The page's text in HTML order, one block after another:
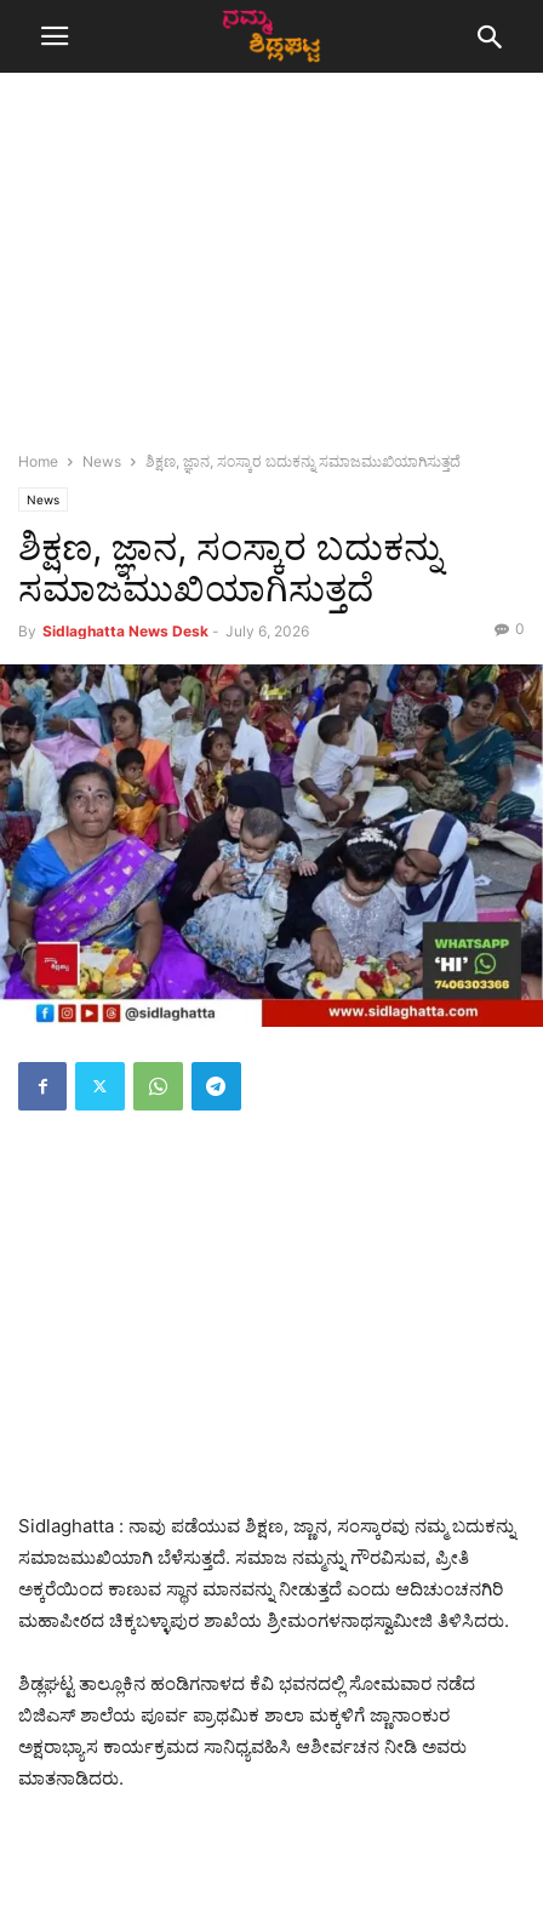
Home News ಶಿಕ್ಷಣ, ಜ್ಞಾನ, ಸಂಸ್ಕಾರ ಬದುಕನ್ನು ಸಮಾಜಮುಖಿಯಾಗಿಸುತ್ತದೆ
News
ಶಿಕ್ಷಣ, ಜ್ಞಾನ, ಸಂಸ್ಕಾರ ಬದುಕನ್ನು
ಸಮಾಜಮುಖಿಯಾಗಿಸುತ್ತದೆ
By Sidlaghatta News Desk - July 6, 2026 0
Sidlaghatta : ನಾವು ಪಡೆಯುವ ಶಿಕ್ಷಣ, ಜ್ಣಾನ, ಸಂಸ್ಕಾರವು ನಮ್ಮ ಬದುಕನ್ನು
ಸಮಾಜಮುಖಿಯಾಗಿ ಬೆಳೆಸುತ್ತದೆ. ಸಮಾಜ ನಮ್ಮನ್ನು ಗೌರವಿಸುವ, ಪ್ರೀತಿ
ಅಕ್ಕರೆಯಿಂದ ಕಾಣುವ ಸ್ಥಾನ ಮಾನವನ್ನು ನೀಡುತ್ತದೆ ಎಂದು ಆದಿಚುಂಚನಗಿರಿ
ಮಹಾಪೀఠದ ಚಿಕ್ಕಬಳ್ಳಾಪುರ ಶಾಖೆಯ ಶ್ರೀಮಂಗಳನಾಥಸ್ವಾಮೀಜಿ ತಿಳಿಸಿದರು.
ಶಿಡ್ಲಘಟ್ಟ ತಾಲ್ಲೂಕಿನ ಹಂಡಿಗನಾಳದ ಕೆವಿ ಭವನದಲ್ಲಿ ಸೋಮವಾರ ನಡೆದ
ಬಿಜಿಎಸ್ ಶಾಲೆಯ ಪೂರ್ವ ಪ್ರಾಥಮಿಕ ಶಾಲಾ ಮಕ್ಕಳಿಗೆ ಜ್ಣಾನಾಂಕುರ
ಅಕ್ಷರಾಭ್ಯಾಸ ಕಾರ್ಯಕ್ರಮದ ಸಾನಿಧ್ಯವಹಿಸಿ ಆಶೀರ್ವಚನ ನೀಡಿ ಅವರು
ಮಾತನಾಡಿದರು.